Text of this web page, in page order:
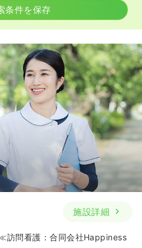
詳細を見る
条件を保存
施設詳細
訪問看護：合同会社Happiness